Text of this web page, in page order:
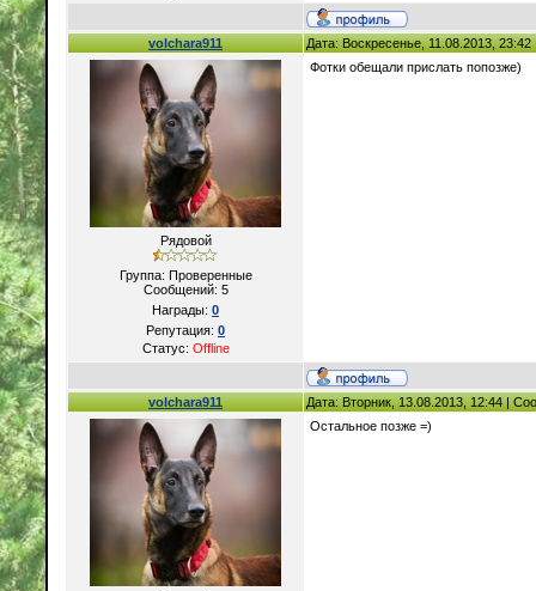
volchara911 Дата: Воскресенье, 11.08.2013,
Рядовой
Группа: Проверенные
Сообщений: 5
Награды: 0
Репутация: 0
Статус: Offline
Фотки обещали прислать попозже)
volchara911 Дата: Вторник, 13.08.2013, 12:44 |
Остальное позже =)